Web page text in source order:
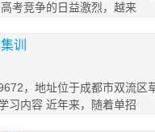
考竞争的日益激烈，越来
训
，地址位于成都市双流区
习内容 近年来，随着单招